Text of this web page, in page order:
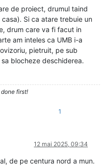
de proiect, drumul taind
Si ca atare trebuie un
drum care va fi facut in
am inteles ca UMB i-a
pietruit, pe sub
blocheze deschiderea.
first!
1
12 mai 2025, 09:34
de pe centura nord a mun.